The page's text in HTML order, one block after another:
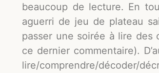
beaucoup de lecture. En
aguerri de jeu de plateau
passer une soirée à lire
ce dernier commentaire).
lire/comprendre/décoder/